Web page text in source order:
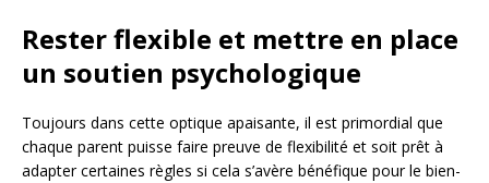
Rester flexible et mettre en place
un soutien psychologique
Toujours dans cette optique apaisante, il est primordial que
chaque parent puisse faire preuve de flexibilité et soit prêt à
adapter certaines règles si cela s’avère bénéfique pour le bien-